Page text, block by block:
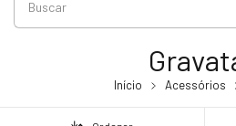
Início Acessórios